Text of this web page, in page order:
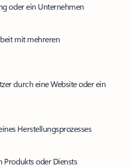
oder ein Unternehmen
mit mehreren
durch eine Website oder ein
Herstellungsprozesses
Produkts oder Diensts